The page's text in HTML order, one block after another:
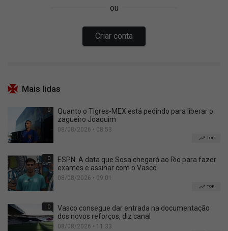
Mais lidas
0
Quanto o Tigres-MEX está pedindo para liberar o
zagueiro Joaquim
08/08/2026 • 08:53
TOP
0
ESPN: A data que Sosa chegará ao Rio para fazer
exames e assinar com o Vasco
08/08/2026 • 09:01
TOP
0
Vasco consegue dar entrada na documentação
dos novos reforços, diz canal
08/08/2026 • 11:33